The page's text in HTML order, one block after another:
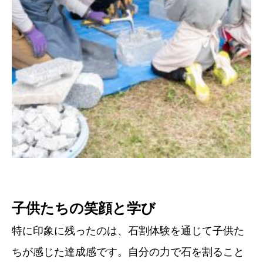
子供たちの笑顔と学び
特に印象に残ったのは、石割体験を通じて子供た
ちが感じた達成感です。自分の力で石を割ること